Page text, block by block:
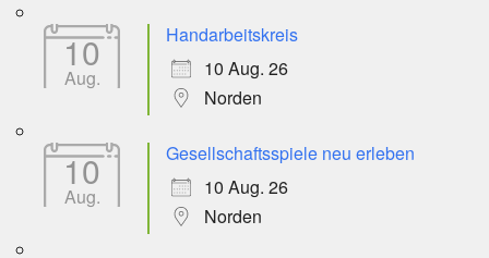
10
Aug.
Handarbeitskreis
10 Aug. 26
Norden
10
Aug.
Gesellschaftsspiele neu erleben
10 Aug. 26
Norden